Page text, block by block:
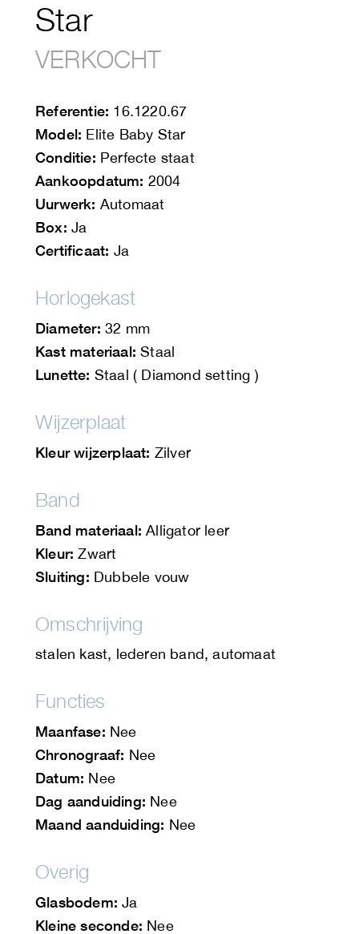
Star
VERKOCHT
Referentie: 16.1220.67
Model: Elite Baby Star
Conditie: Perfecte staat
Aankoopdatum: 2004
Uurwerk: Automaat
Box: Ja
Certificaat: Ja
Horlogekast
Diameter: 32 mm
Kast materiaal: Staal
Lunette: Staal ( Diamond setting )
Wijzerplaat
Kleur wijzerplaat: Zilver
Band
Band materiaal: Alligator leer
Kleur: Zwart
Sluiting: Dubbele vouw
Omschrijving
stalen kast, lederen band, automaat
Functies
Maanfase: Nee
Chronograaf: Nee
Datum: Nee
Dag aanduiding: Nee
Maand aanduiding: Nee
Overig
Glasbodem: Ja
Kleine seconde: Nee